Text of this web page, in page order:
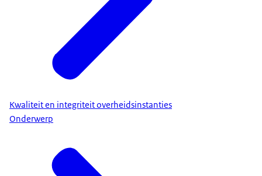
Kwaliteit en integriteit overheidsinstanties
Onderwerp